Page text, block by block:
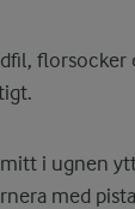
florsocker
mitt i ugnen
med